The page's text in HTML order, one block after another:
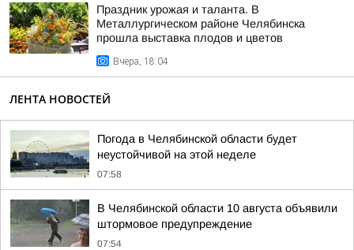
Праздник урожая и таланта. В
Металлургическом районе Челябинска
прошла выставка плодов и цветов
Вчера, 18:04
ЛЕНТА НОВОСТЕЙ
Погода в Челябинской области будет
неустойчивой на этой неделе
07:58
В Челябинской области 10 августа объявили
штормовое предупреждение
07:54